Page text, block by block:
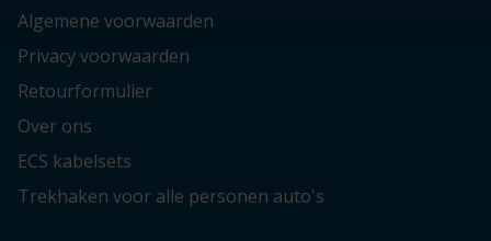
Algemene voorwaarden
Privacy voorwaarden
Retourformulier
Over ons
ECS kabelsets
Trekhaken voor alle personen auto's